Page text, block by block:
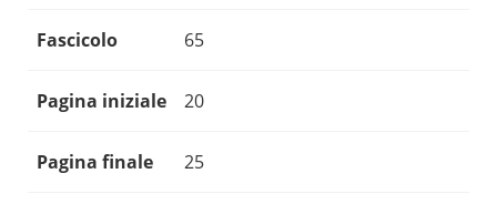
Fascicolo 65
Pagina iniziale 20
Pagina finale 25